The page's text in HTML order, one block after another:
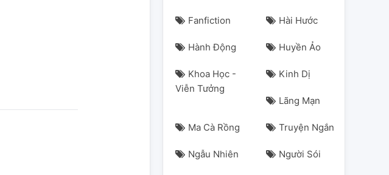
Fanfiction Hài Hước
Hành Động Huyền Ảo
Khoa Học -
Viễn Tưởng
Kinh Dị
Lãng Mạn
Ma Cà Rồng Truyện Ngắn
Ngẫu Nhiên Người Sói